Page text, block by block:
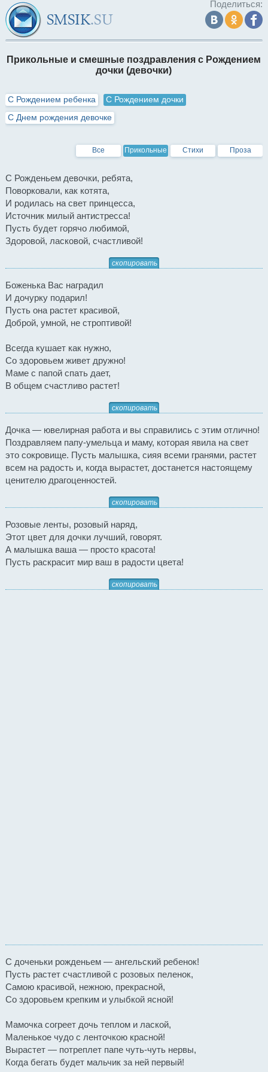
Поделиться:
Прикольные и смешные поздравления с Рождением
дочки (девочки)
С Рождением ребенка
С Рождением дочки
С Днем рождения девочке
Все Прикольные Стихи Проза
С Рожденьем девочки, ребята,
Поворковали, как котята,
И родилась на свет принцесса,
Источник милый антистресса!
Пусть будет горячо любимой,
Здоровой, ласковой, счастливой!
скопировать
Боженька Вас наградил
И дочурку подарил!
Пусть она растет красивой,
Доброй, умной, не строптивой!
Всегда кушает как нужно,
Со здоровьем живет дружно!
Маме с папой спать дает,
В общем счастливо растет!
скопировать
Дочка — ювелирная работа и вы справились с этим отлично!
Поздравляем папу-умельца и маму, которая явила на свет
это сокровище. Пусть малышка, сияя всеми гранями, растет
всем на радость и, когда вырастет, достанется настоящему
ценителю драгоценностей.
скопировать
Розовые ленты, розовый наряд,
Этот цвет для дочки лучший, говорят.
А малышка ваша — просто красота!
Пусть раскрасит мир ваш в радости цвета!
скопировать
С доченьки рожденьем — ангельский ребенок!
Пусть растет счастливой с розовых пеленок,
Самою красивой, нежною, прекрасной,
Со здоровьем крепким и улыбкой ясной!
Мамочка согреет дочь теплом и лаской,
Маленькое чудо с ленточкою красной!
Вырастет — потреплет папе чуть-чуть нервы,
Когда бегать будет мальчик за ней первый!